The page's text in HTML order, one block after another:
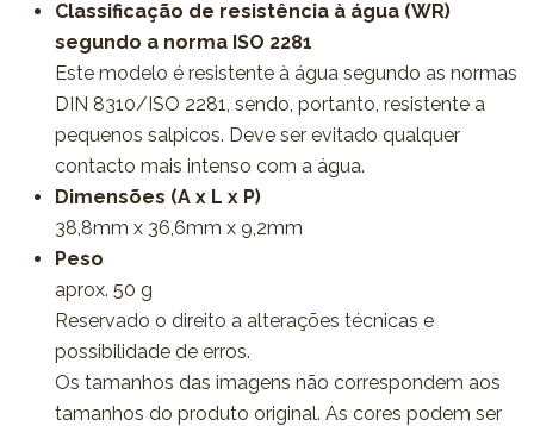
Classificação de resistência à água (WR)
segundo a norma ISO 2281
Este modelo é resistente à água segundo as normas
DIN 8310/ISO 2281, sendo, portanto, resistente a
pequenos salpicos. Deve ser evitado qualquer
contacto mais intenso com a água.
Dimensões (A x L x P)
38,8mm x 36,6mm x 9,2mm
Peso
aprox. 50 g
Reservado o direito a alterações técnicas e
possibilidade de erros.
Os tamanhos das imagens não correspondem aos
tamanhos do produto original. As cores podem ser